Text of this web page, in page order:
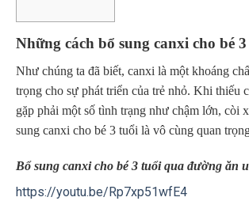
Những cách bổ sung canxi cho bé
Như chúng ta đã biết, canxi là một khoáng
trọng cho sự phát triển của trẻ nhỏ. Khi thiếu
gặp phải một số tình trạng như chậm lớn,
sung canxi cho bé 3 tuổi là vô cùng quan
Bổ sung canxi cho bé 3 tuổi qua đường ăn
https://youtu.be/Rp7xp51wfE4